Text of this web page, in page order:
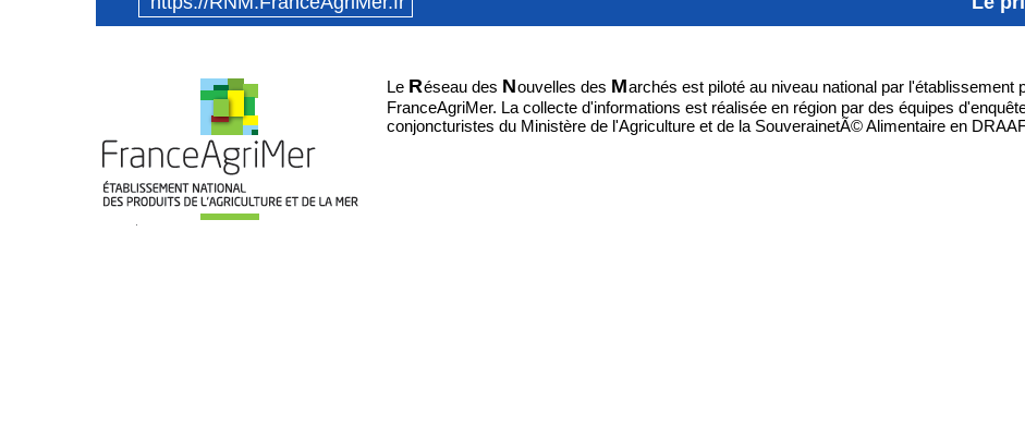
Le Réseau des Nouvelles des Marchés est piloté au niveau national par l'établissement
FranceAgriMer. La collecte d'informations est réalisée en région par des équipes
conjoncturistes du Ministère de l'Agriculture et de la SouverainetÃ© Alimentaire en